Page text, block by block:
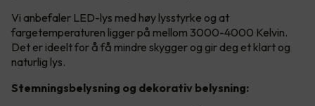
Vi anbefaler LED-lys med høy lysstyrke og at
fargetemperaturen ligger på mellom 3000-4000 Kelvin.
Det er ideelt for å få mindre skygger og gir deg et klart og
naturlig lys.
Stemningsbelysning og dekorativ belysning: